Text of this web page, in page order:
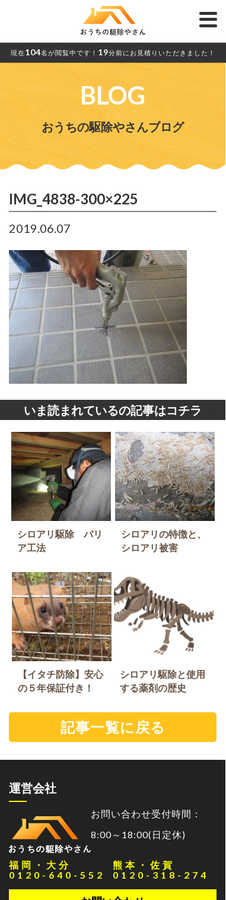
現在104名が閲覧中です！ 19分前にお見積りいただきました！
BLOG
おうちの駆除やさんブログ
IMG_4838-300×225
2019.06.07
いま読まれているの記事はコチラ
シロアリ駆除 バリ
ア工法
シロアリの特徴と、
シロアリ被害
【イタチ防除】安心
の５年保証付き！
シロアリ駆除と使用
する薬剤の歴史
記事一覧に戻る
運営会社
お問い合わせ受付時間：
8:00～18:00(日定休)
福岡・大分
0120-640-552
熊本・佐賀
0120-318-274